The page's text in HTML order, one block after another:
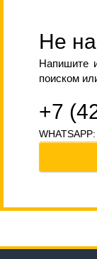
Не
Напишите
поиском
+7